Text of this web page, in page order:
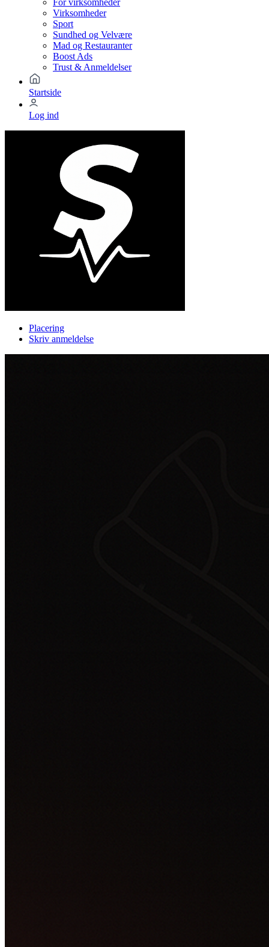
For virksomheder
Virksomheder
Sport
Sundhed og Velvære
Mad og Restauranter
Boost Ads
Trust & Anmeldelser
Startside
Log ind
Placering
Skriv anmeldelse